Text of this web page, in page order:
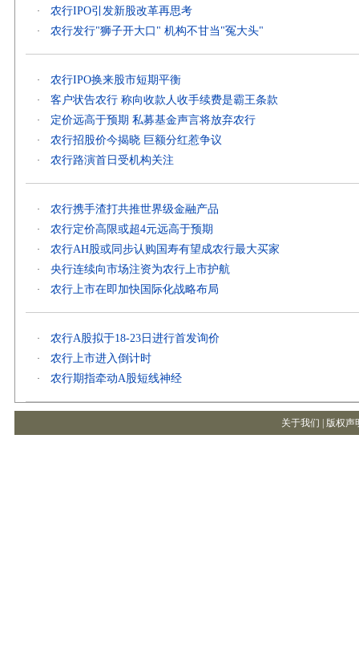
· 农行IPO引发新股改革再思考
· 农行发行"狮子开大口" 机构不甘当"冤大头"
· 农行IPO换来股市短期平衡
· 客户状告农行 称向收款人收手续费是霸王条款
· 定价远高于预期 私募基金声言将放弃农行
· 农行招股价今揭晓 巨额分红惹争议
· 农行路演首日受机构关注
· 农行携手渣打共推世界级金融产品
· 农行定价高限或超4元远高于预期
· 农行AH股或同步认购国寿有望成农行最大买家
· 央行连续向市场注资为农行上市护航
· 农行上市在即加快国际化战略布局
· 农行A股拟于18-23日进行首发询价
· 农行上市进入倒计时
· 农行期指牵动A股短线神经